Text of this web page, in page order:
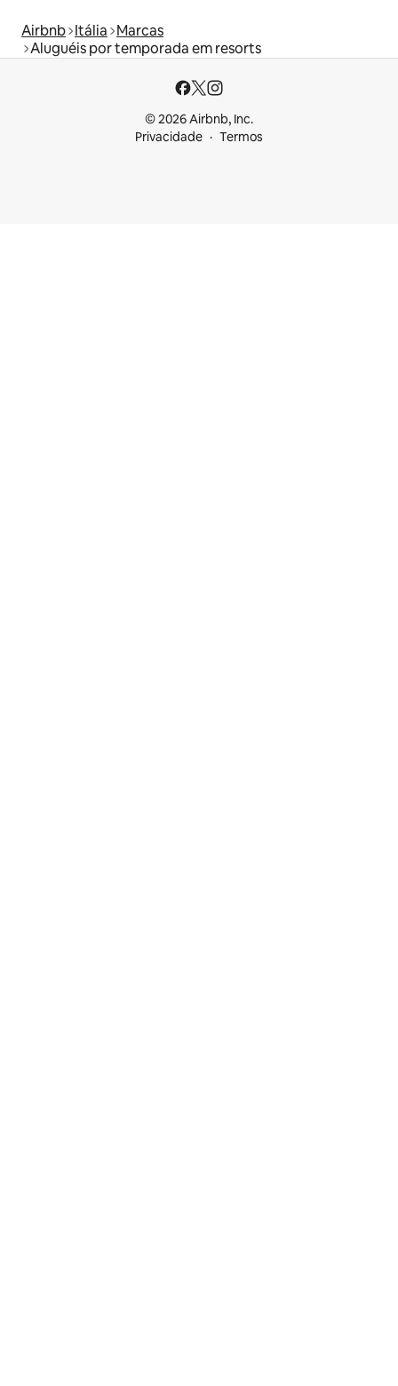
Airbnb Itália Marcas
Aluguéis por temporada em resorts
© 2026 Airbnb, Inc.
Privacidade
Termos